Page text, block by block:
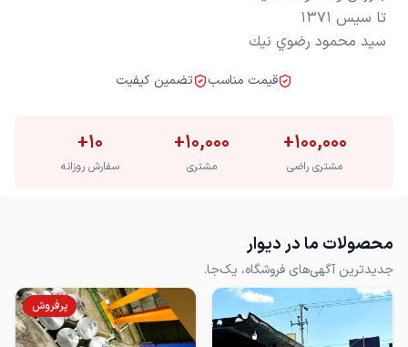
سيد محمود رضوي نيك
قیمت مناسب تضمین کیفیت
100,000
+
مشتری راضی
10,000
+
مشتری
10
+
سفارش روزانه
محصولات ما در دیوار
جدیدترین آگهی‌های فروشگاه، یک‌جا.
پرفروش